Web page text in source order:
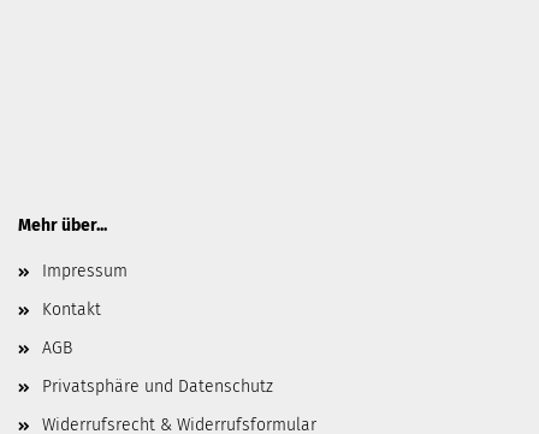
Mehr über...
Impressum
Kontakt
AGB
Privatsphäre und Datenschutz
Widerrufsrecht & Widerrufsformular